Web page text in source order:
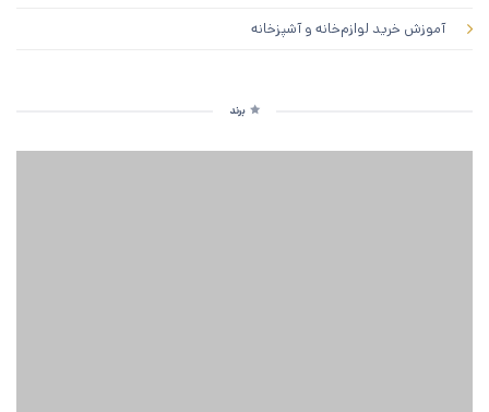
آموزش خرید لوازم‌خانه و آشپزخانه
برند